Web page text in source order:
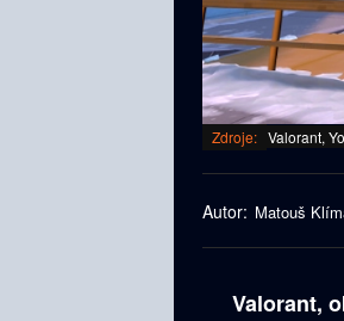
Zdroje: Valorant,
Autor: Matouš
Valorant,